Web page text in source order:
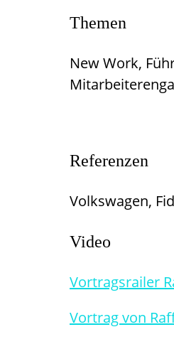
Themen
New Work,
Referenzen
Volkswagen,
Video
Vortragsrailer
Vortrag von